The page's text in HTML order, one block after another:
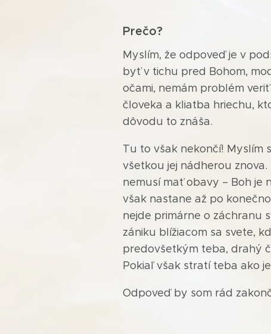
Prečo?
Myslím, že odpoveď je v
byť v tichu pred Bohom,
očami, nemám problém
človeka a kliatba hriechu,
dôvodu to znáša.
Tu to však nekončí! Myslím
všetkou jej nádherou
nemusí mať obavy – Boh je
však nastane až po
nejde primárne o záchranu
zániku blížiacom sa svete,
predovšetkým teba, drahý
Pokiaľ však stratí teba ako
Odpoveď by som rád